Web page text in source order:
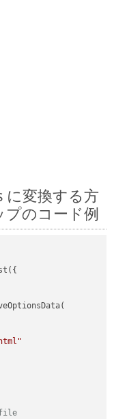
に変換する方
のコード例
file